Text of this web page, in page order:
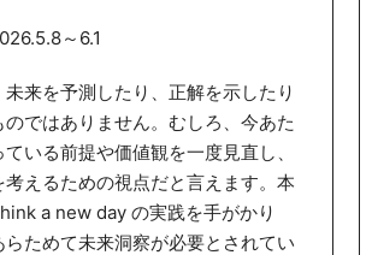
～6.1
来を予測したり、正解を示したり
ではありません。むしろ、今あた
いる前提や価値観を一度見直し、
考えるための視点だと言えます。本
a new day の実践を手がかり
らためて未来洞察が必要とされてい